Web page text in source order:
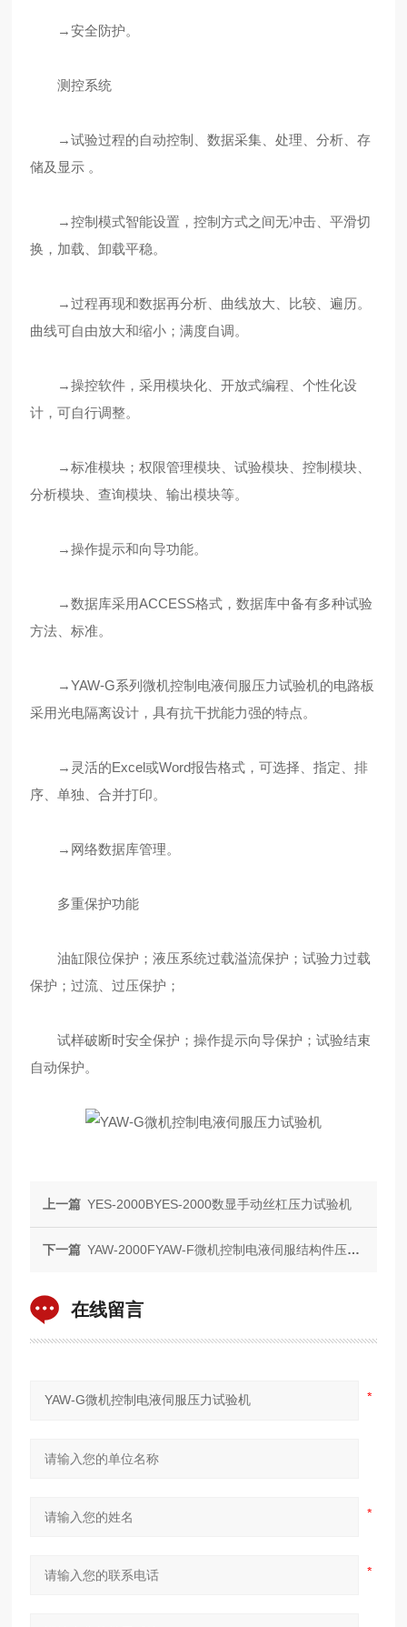
→安全防护。
测控系统
→试验过程的自动控制、数据采集、处理、分析、存
储及显示 。
→控制模式智能设置，控制方式之间无冲击、平滑切
换，加载、卸载平稳。
→过程再现和数据再分析、曲线放大、比较、遍历。
曲线可自由放大和缩小；满度自调。
→操控软件，采用模块化、开放式编程、个性化设
计，可自行调整。
→标准模块；权限管理模块、试验模块、控制模块、
分析模块、查询模块、输出模块等。
→操作提示和向导功能。
→数据库采用ACCESS格式，数据库中备有多种试验
方法、标准。
→YAW-G系列微机控制电液伺服压力试验机的电路板
采用光电隔离设计，具有抗干扰能力强的特点。
→灵活的Excel或Word报告格式，可选择、指定、排
序、单独、合并打印。
→网络数据库管理。
多重保护功能
油缸限位保护；液压系统过载溢流保护；试验力过载
保护；过流、过压保护；
试样破断时安全保护；操作提示向导保护；试验结束
自动保护。
上一篇 YES-2000BYES-2000数显手动丝杠压力试验机
下一篇 YAW-2000FYAW-F微机控制电液伺服结构件压力试验机
在线留言